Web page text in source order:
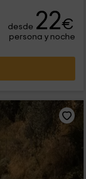
desde 22€
persona y noche